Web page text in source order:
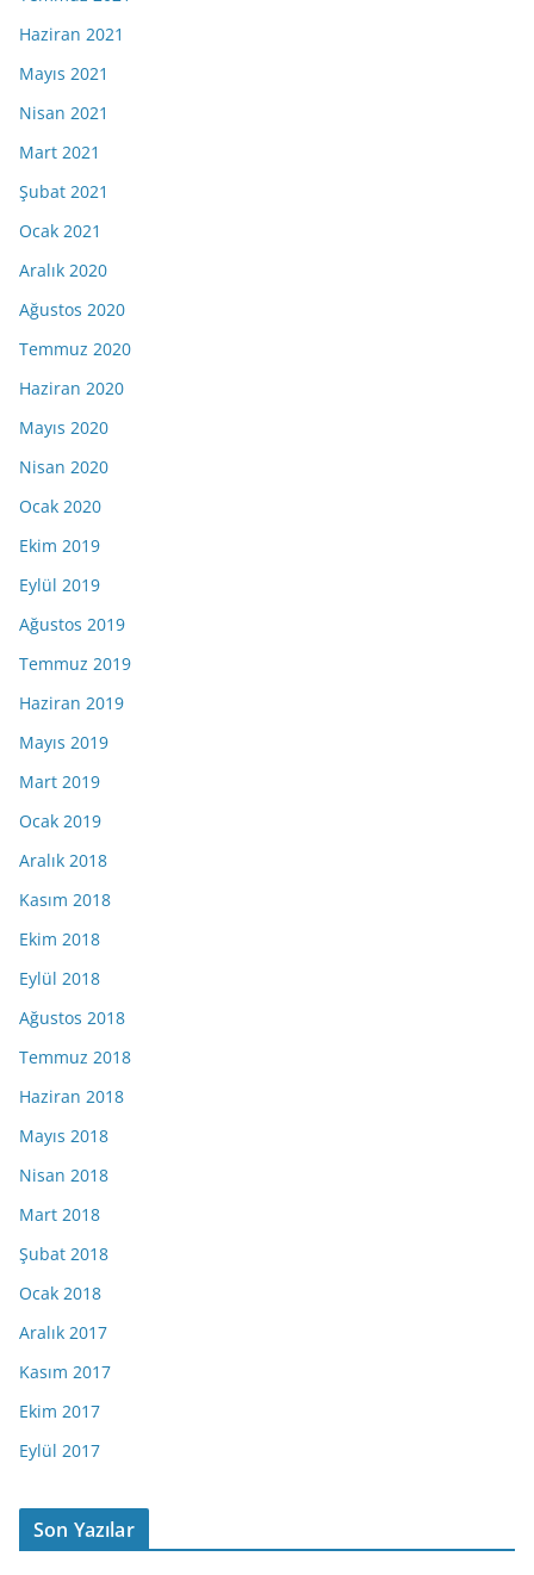
Haziran 2021
Mayıs 2021
Nisan 2021
Mart 2021
Şubat 2021
Ocak 2021
Aralık 2020
Ağustos 2020
Temmuz 2020
Haziran 2020
Mayıs 2020
Nisan 2020
Ocak 2020
Ekim 2019
Eylül 2019
Ağustos 2019
Temmuz 2019
Haziran 2019
Mayıs 2019
Mart 2019
Ocak 2019
Aralık 2018
Kasım 2018
Ekim 2018
Eylül 2018
Ağustos 2018
Temmuz 2018
Haziran 2018
Mayıs 2018
Nisan 2018
Mart 2018
Şubat 2018
Ocak 2018
Aralık 2017
Kasım 2017
Ekim 2017
Eylül 2017
Son Yazılar